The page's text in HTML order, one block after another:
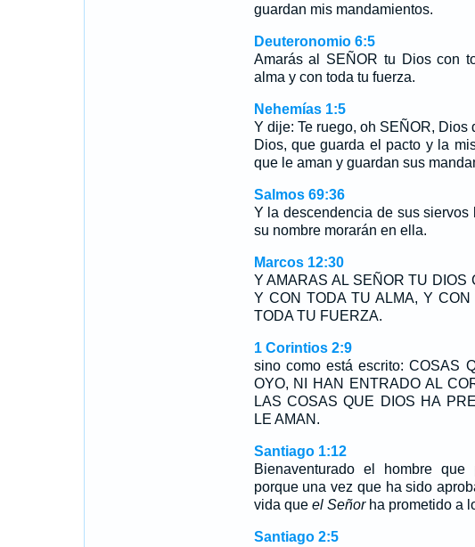
guardan mis mandamientos.
Deuteronomio 6:5
Amarás al SEÑOR tu Dios con
alma y con toda tu fuerza.
Nehemías 1:5
Y dije: Te ruego, oh SEÑOR,
Dios, que guarda el pacto y la
que le aman y guardan sus
Salmos 69:36
Y la descendencia de sus
su nombre morarán en ella.
Marcos 12:30
Y AMARAS AL SEÑOR TU DIOS
Y CON TODA TU ALMA, Y
TODA TU FUERZA.
1 Corintios 2:9
sino como está escrito: COSAS
OYO, NI HAN ENTRADO AL
LAS COSAS QUE DIOS HA
LE AMAN.
Santiago 1:12
Bienaventurado el hombre
porque una vez que ha sido
vida que el Señorha prometido a
Santiago 2:5